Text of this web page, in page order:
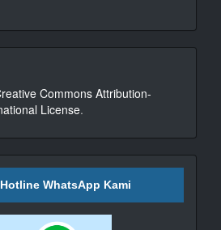
Commons Attribution-
License.
WhatsApp Kami